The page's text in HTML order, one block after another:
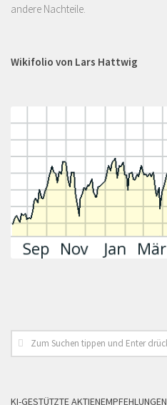
andere Nachteile.
Wikifolio von Lars Hattwig
KI-GESTÜTZTE AKTIENEMPFEHLUNGEN